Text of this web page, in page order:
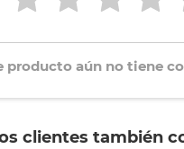
producto aún no tiene
clientes también